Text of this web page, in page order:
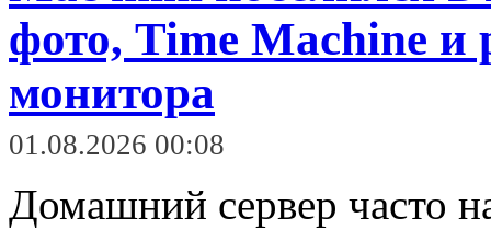
фото, Time Machine и
монитора
01.08.2026 00:08
Домашний сервер часто